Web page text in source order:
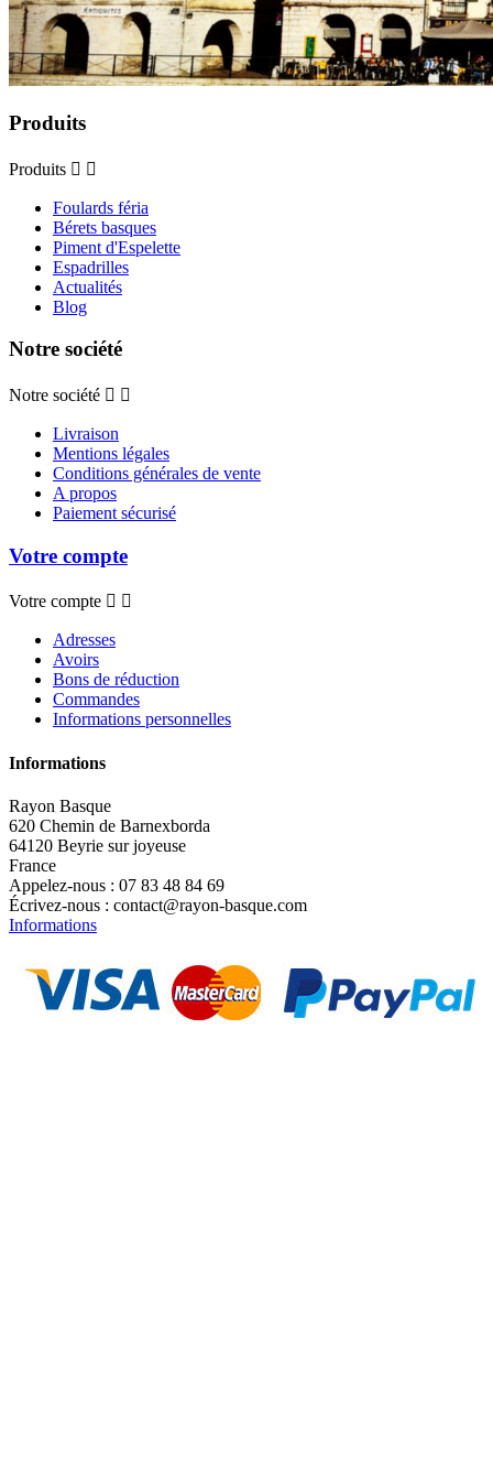
Produits
Produits  
Foulards féria
Bérets basques
Piment d'Espelette
Espadrilles
Actualités
Blog
Notre société
Notre société  
Livraison
Mentions légales
Conditions générales de vente
A propos
Paiement sécurisé
Votre compte
Votre compte  
Adresses
Avoirs
Bons de réduction
Commandes
Informations personnelles
Informations
Rayon Basque
620 Chemin de Barnexborda
64120 Beyrie sur joyeuse
France
Appelez-nous : 07 83 48 84 69
Écrivez-nous : contact@rayon-basque.com
Informations